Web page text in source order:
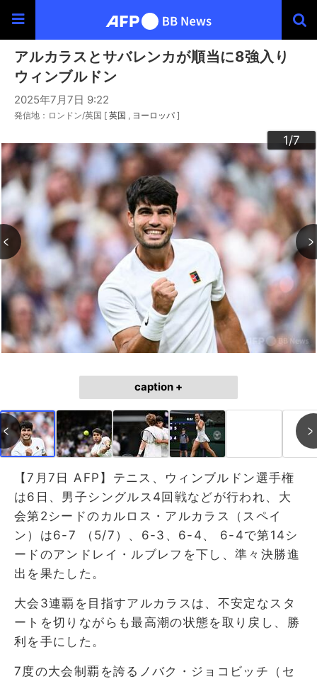
アルカラスとサバレンカが順当に8強入り
ウィンブルドン
2025年7月7日 9:22
発信地：ロンドン/英国 [ 英国 ヨーロッパ ]
1/7
2/7
3/7
4/7
5/7
6/7
7/7
caption +
【7月7日 AFP】テニス、ウィンブルドン選手権
は6日、男子シングルス4回戦などが行われ、大
会第2シードのカルロス・アルカラス（スペイ
ン）は6-7 （5/7）、6-3、6-4、 6-4で第14シ
ードのアンドレイ・ルブレフを下し、準々決勝進
出を果たした。
大会3連覇を目指すアルカラスは、不安定なスタ
ートを切りながらも最高潮の状態を取り戻し、勝
利を手にした。
7度の大会制覇を誇るノバク・ジョコビッチ（セ